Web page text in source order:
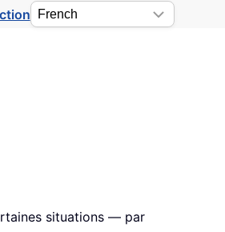
situations — par